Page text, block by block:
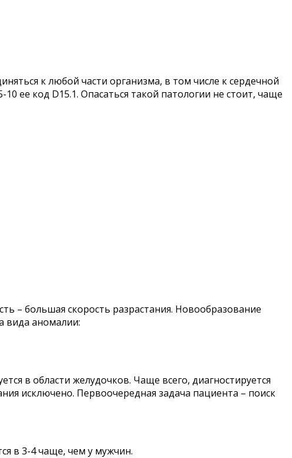
к любой части организма, в том числе к сердечной
ее код D15.1. Опасаться такой патологии не стоит, чаще
– большая скорость разрастания. Новообразование
вида аномалии:
в области желудочков. Чаще всего, диагностируется
исключено. Первоочередная задача пациента – поиск
в 3-4 чаще, чем у мужчин.